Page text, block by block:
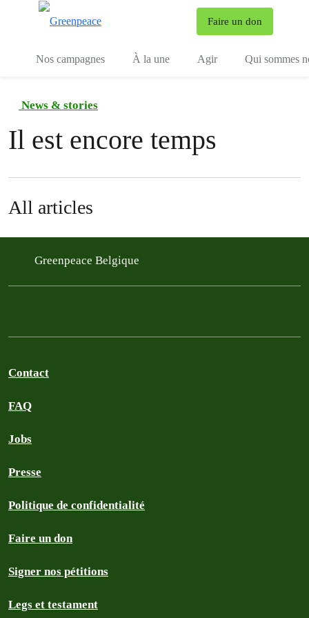
Faire un don
Nos campagnes À la une Agir Qui sommes
News & stories
Il est encore temps
All articles
Greenpeace Belgique
Contact
FAQ
Jobs
Presse
Politique de confidentialité
Faire un don
Signer nos pétitions
Legs et testament